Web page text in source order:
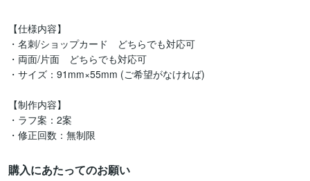
【仕様内容】
・名刺/ショップカード　どちらでも対応可
・両面/片面　どちらでも対応可
・サイズ：91mm×55mm (ご希望がなければ)
【制作内容】
・ラフ案：2案
・修正回数：無制限
購入にあたってのお願い